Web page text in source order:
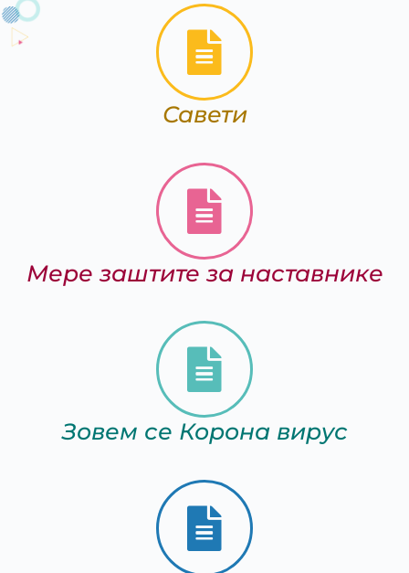
Савети
Мере заштите за наставнике
Зовем се Корона вирус